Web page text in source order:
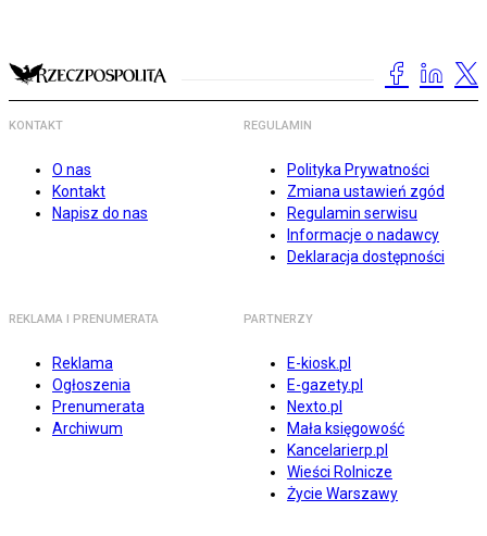
KONTAKT
O nas
Kontakt
Napisz do nas
REGULAMIN
Polityka Prywatności
Zmiana ustawień zgód
Regulamin serwisu
Informacje o nadawcy
Deklaracja dostępności
REKLAMA I PRENUMERATA
Reklama
Ogłoszenia
Prenumerata
Archiwum
PARTNERZY
E-kiosk.pl
E-gazety.pl
Nexto.pl
Mała księgowość
Kancelarierp.pl
Wieści Rolnicze
Życie Warszawy